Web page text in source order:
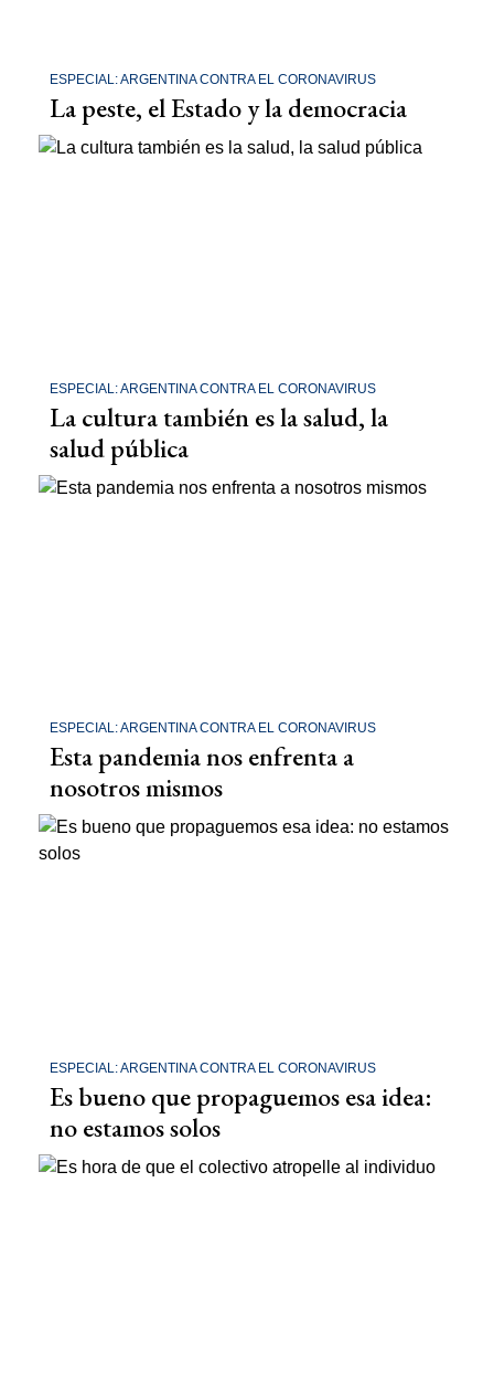
ESPECIAL: ARGENTINA CONTRA EL CORONAVIRUS
La peste, el Estado y la democracia
ESPECIAL: ARGENTINA CONTRA EL CORONAVIRUS
La cultura también es la salud, la
salud pública
ESPECIAL: ARGENTINA CONTRA EL CORONAVIRUS
Esta pandemia nos enfrenta a
nosotros mismos
ESPECIAL: ARGENTINA CONTRA EL CORONAVIRUS
Es bueno que propaguemos esa idea:
no estamos solos